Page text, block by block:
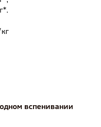
вспенивании